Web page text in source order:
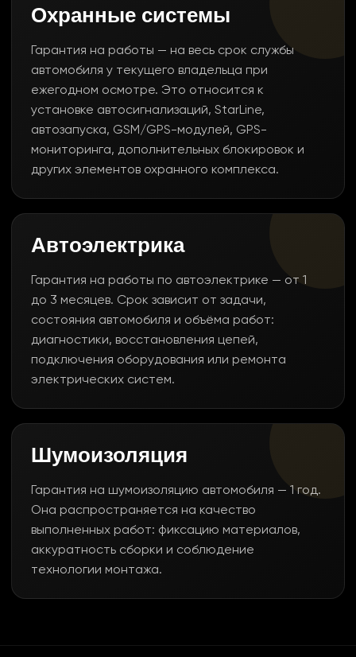
Охранные системы
Гарантия на работы — на весь срок службы
автомобиля у текущего владельца при
ежегодном осмотре. Это относится к
установке автосигнализаций, StarLine,
автозапуска, GSM/GPS-модулей, GPS-
мониторинга, дополнительных блокировок и
других элементов охранного комплекса.
Автоэлектрика
Гарантия на работы по автоэлектрике — от 1
до 3 месяцев. Срок зависит от задачи,
состояния автомобиля и объёма работ:
диагностики, восстановления цепей,
подключения оборудования или ремонта
электрических систем.
Шумоизоляция
Гарантия на шумоизоляцию автомобиля — 1 год.
Она распространяется на качество
выполненных работ: фиксацию материалов,
аккуратность сборки и соблюдение
технологии монтажа.